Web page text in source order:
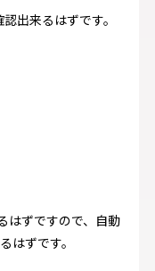
出来るはずです。
はずですので、自動
はずです。